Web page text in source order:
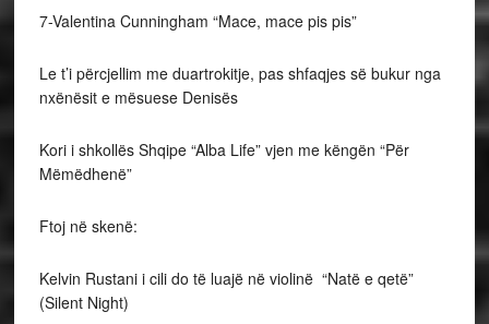
7-Valentina Cunningham “Mace, mace pis pis”
Le t’i përcjellim me duartrokitje, pas shfaqjes së bukur nga
nxënësit e mësuese Denisës
Kori i shkollës Shqipe “Alba Life” vjen me këngën “Për
Mëmëdhenë”
Ftoj në skenë:
Kelvin Rustani i cili do të luajë në violinë “Natë e qetë”
(Silent Night)